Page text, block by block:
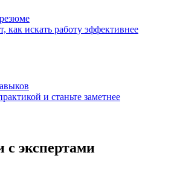
как искать работу эффективнее
и станьте заметнее
с экспертами